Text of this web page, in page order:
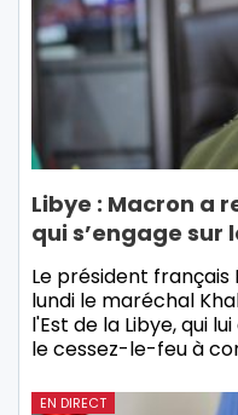
Libye : Macron a
qui s’engage
Le président
lundi le maréchal
l'Est de la Libye, qui
le cessez-le-feu à
EN DIRECT